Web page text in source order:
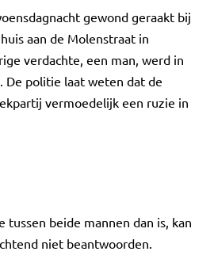
gewond geraakt bij
aan de Molenstraat in
verdachte, een man, werd in
De politie laat weten dat de
vermoedelijk een ruzie in
tussen beide mannen dan is, kan
niet beantwoorden.